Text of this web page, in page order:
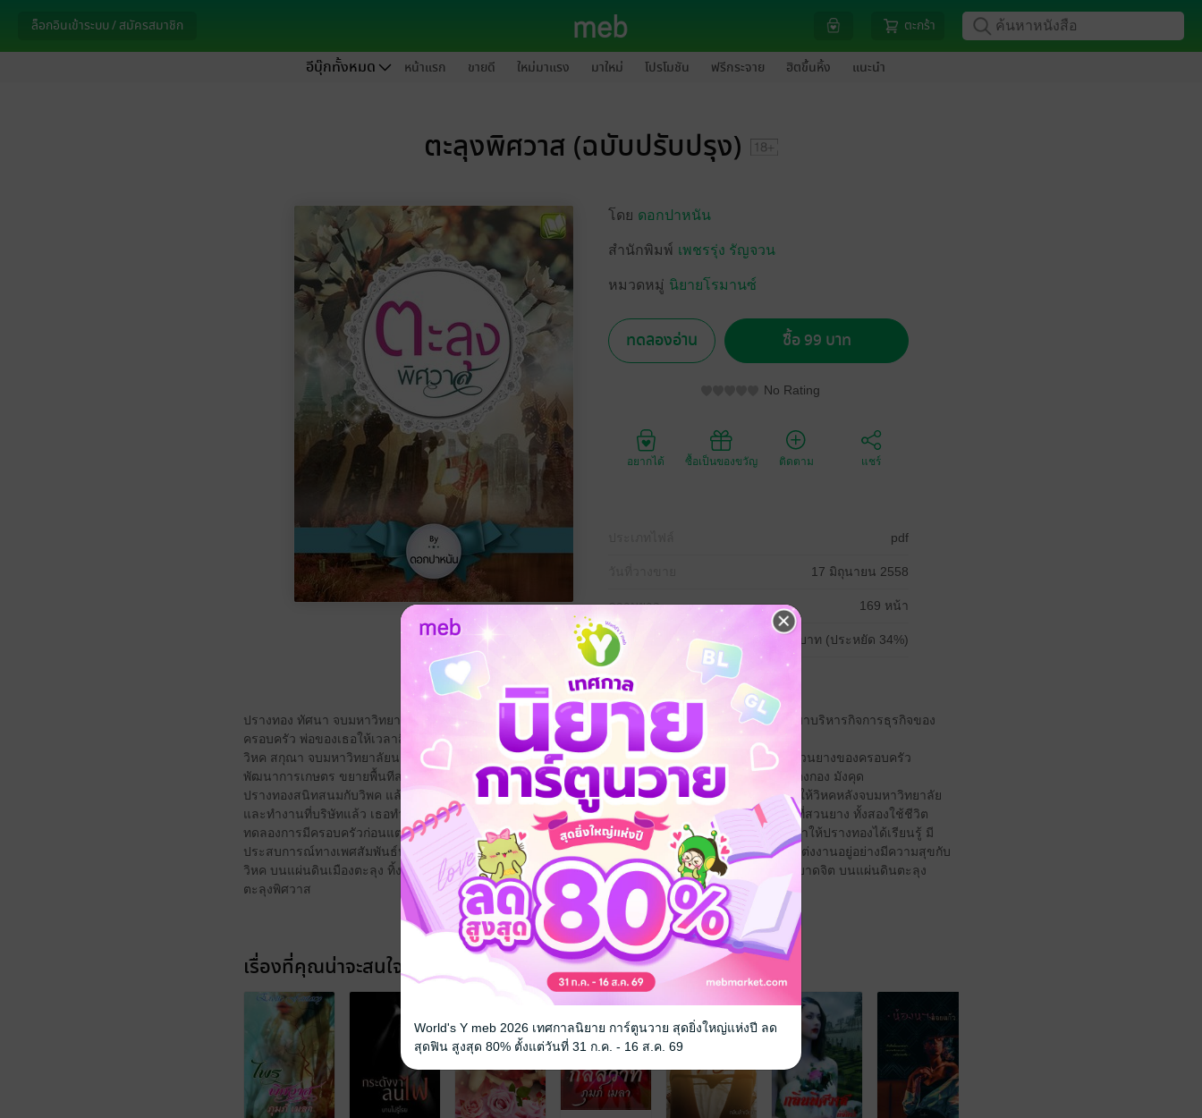
ล็อกอินเข้าระบบ / สมัครสมาชิก ตะกร้า
อีบุ๊กทั้งหมด หน้าแรก ขายดี ใหม่มาแรง มาใหม่ โปรโมชัน ฟรีกระจาย ฮิตขึ้นหิ้ง แนะนำ
ตะลุงพิศวาส (ฉบับปรับปรุง)
โดย ดอกปาหนัน
สำนักพิมพ์ เพชรรุ่ง รัญจวน
หมวดหมู่ นิยายโรมานซ์
ทดลองอ่าน ซื้อ 99 บาท
No Rating
อยากได้ ซื้อเป็นของขวัญ ติดตาม แชร์
pdf
17 มิถุนายน 2558
ความยาว 169 หน้า
ราคาปก 150 บาท (ประหยัด 34%)
ปรางทอง ทัศนา จบมหาวิทยาลัยคณะบริหารธุรกิจ ทำงานบริษัทเพื่อหาประสบการณ์ด้านการบริหาร เพื่อมาบริหารกิจการธุรกิจของ
ครอบครัว พ่อของเธอให้เวลาสี่ปีในการหาประสบการณ์ด้านบริหารธุรกิจ
วิหค สกุณา จบมหาวิทยาลัยนเกษตรศาสตร์ ไม่ประสงค์จรับราชการ หรือทำงานบริษัท เขาปรับปรุงพื้นที่สวนยางของครอบครัว
พัฒนาการเกษตร ขยายพื้นทีส่วนหนึ่งปลูกไม้ผล อันดับแรกทำสวนเงาะ แลว้จะขยายปลูกพืชผลอื่นอย้่างลองกอง มังคุด
ปรางทองสนิทสนมกับวิพค แล้วความสนิทสนมกลายเป็นความรักในตอนที่จวนจะจบมหาวิทยาลัย เสียสาวให้วิหคหลังจบมหาวิทยาลัย
และทำงานที่บริษัทแล้ว เธอทำงานที่หาดใหญ่ กลับบ้านที่พัทลุงตอนวันหยูด กลับบ้านและออกไปเยีย่มวิหคที่สวนยาง ทั้งสองใช้ชีวิต
ทดลองการมีครอบครัวก่อนแตจ่งงาน ความรักดื่มด่ำ ซ่บซึ้ง ชีวิตในมหาวิทยาลัย และการทำงานที่บริษัท ทำให้ปรางทองได้เรียนรู้ มี
ประสบการณ์ทางเพศสัมพันธ์หลายรส หลายแบบ แต่ท้ายที่สุด วิหค สกุณาคือชายเดียวในดวงใจของเธอ แต่งงานอยู่อย่างมีความสุขกับ
วิหค บนแผ่นดินเมืองตะลุง ทิ้งทุกสิ่งทุกอย่างที่อุบัติในชีวิตที่ผ่านมาไว้กับความหลัง ชีวิตที่เป็นจริงที่พิศวาสบาดจิต บนแผ่นดินตะลุง
ตะลุงพิศวาส
เรื่องที่คุณน่าจะสนใจ
World's Y meb 2026 เทศกาลนิยาย การ์ตูนวาย สุดยิ่งใหญ่แห่งปี ลด
สุดฟิน สูงสุด 80% ตั้งแต่วันที่ 31 ก.ค. - 16 ส.ค. 69